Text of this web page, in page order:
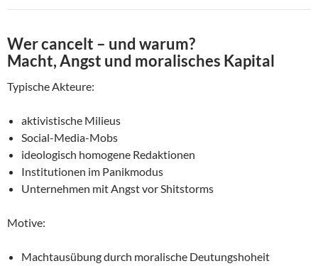
Wer cancelt – und warum?
Macht, Angst und moralisches Kapital
Typische Akteure:
aktivistische Milieus
Social-Media-Mobs
ideologisch homogene Redaktionen
Institutionen im Panikmodus
Unternehmen mit Angst vor Shitstorms
Motive:
Machtausübung durch moralische Deutungshoheit